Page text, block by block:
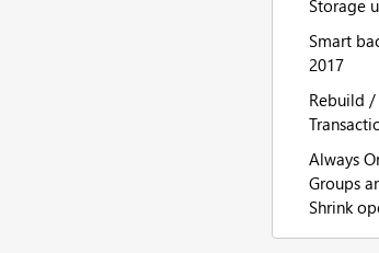
Storage
Smart
2017
Rebuild /
Always
Groups
Shrink